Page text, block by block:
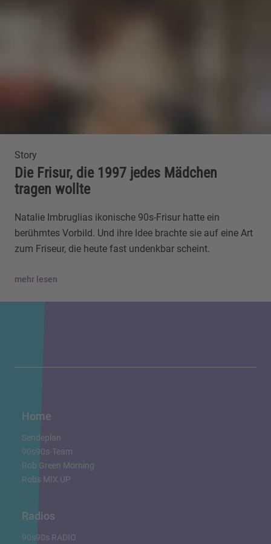
Story
Die Frisur, die 1997 jedes Mädchen
tragen wollte
Natalie Imbruglias ikonische 90s-Frisur hatte ein
berühmtes Vorbild. Und ihre Idee brachte sie auf eine Art
zum Friseur, die heute fast undenkbar scheint.
mehr lesen
Home
Sendeplan
90s90s-Team
Rob Green Morning
Robs MIX UP
Radios
90s90s RADIO